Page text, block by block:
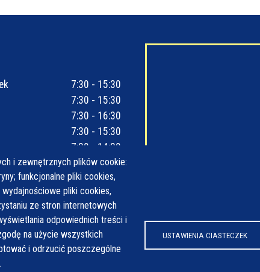
i zewnętrznych plików cookie:
funkcjonalne pliki cookies,
pliki cookies,
ze stron internetowych
odpowiednich treści i
na użycie wszystkich
i odrzucić poszczególne
USTAWIENIA CIASTECZEK
7:30 - 15:30
7:30 - 15:30
7:30 - 16:30
7:30 - 15:30
7:30 - 14:30